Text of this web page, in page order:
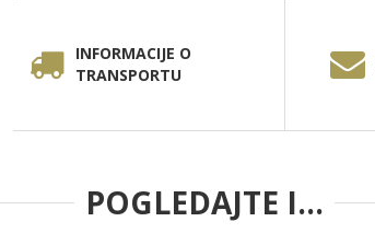
INFORMACIJE O
TRANSPORTU
POGLEDAJTE I...